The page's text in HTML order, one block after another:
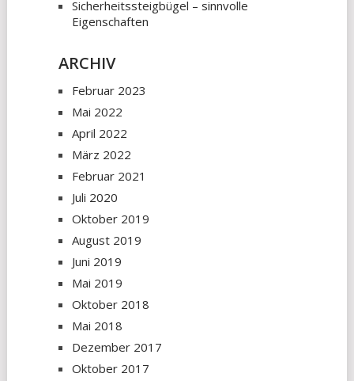
Sicherheitssteigbügel – sinnvolle
Eigenschaften
ARCHIV
Februar 2023
Mai 2022
April 2022
März 2022
Februar 2021
Juli 2020
Oktober 2019
August 2019
Juni 2019
Mai 2019
Oktober 2018
Mai 2018
Dezember 2017
Oktober 2017